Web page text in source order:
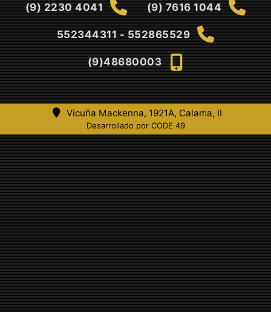
(9) 2230 4041
(9) 7616 1044
552344311 - 552865529
(9)48680003
Vicuña Mackenna, 1921A, Calama, II
Desarrollado por CODE 49